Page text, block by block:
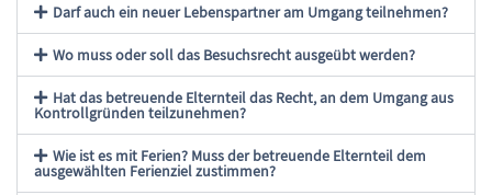
Darf auch ein neuer Lebenspartner am Umgang teilnehmen?
Wo muss oder soll das Besuchsrecht ausgeübt werden?
Hat das betreuende Elternteil das Recht, an dem Umgang aus
Kontrollgründen teilzunehmen?
Wie ist es mit Ferien? Muss der betreuende Elternteil dem
ausgewählten Ferienziel zustimmen?